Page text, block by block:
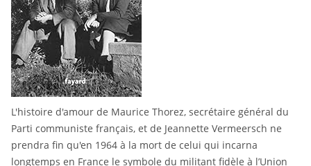
L'histoire d'amour de Maurice Thorez, secrétaire général du
Parti communiste français, et de Jeannette Vermeersch ne
prendra fin qu'en 1964 à la mort de celui qui incarna
longtemps en France le symbole du militant fidèle à l’Union